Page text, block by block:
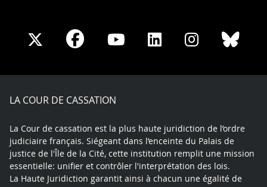
Share
X
Share
Facebook
Share
Youtube
Share
LinkedIn
Share
Instagram
LA COUR DE CASSATION
La Cour de cassation est la plus haute juridiction de l’ordre
judiciaire français. Siégeant dans l’enceinte du Palais de
justice de l'Île de la Cité, cette institution remplit une mission
essentielle: unifier et contrôler l'interprétation des lois.
La Haute Juridiction garantit ainsi à chacun une égalité de